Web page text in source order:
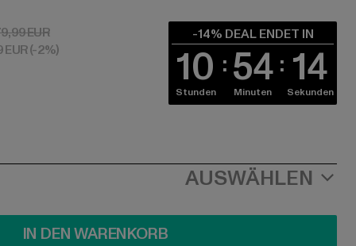
EUR
EURAktionspreis: 79,99 EUR
(-2%)
-14% DEAL ENDET IN
10
Stunden 54
Minuten 13
Sekunden
AUSWÄHLEN
IN DEN WARENKORB